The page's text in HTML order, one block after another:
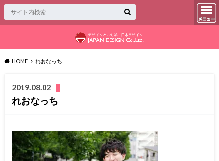
HOME れおなっち
2019.08.02
れおなっち